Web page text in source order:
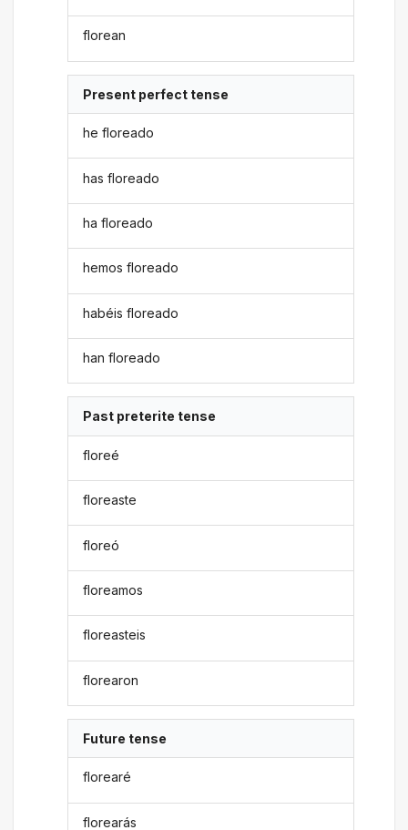
florean
Present perfect tense
he floreado
has floreado
ha floreado
hemos floreado
habéis floreado
han floreado
Past preterite tense
floreé
floreaste
floreó
floreamos
floreasteis
florearon
Future tense
florearé
florearás